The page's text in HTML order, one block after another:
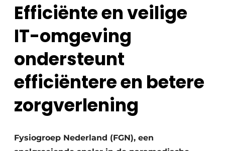
Vacature aanmelden
Vacatures
Laboratoria
Efficiënte en veilige
IT-omgeving
ondersteunt
efficiëntere en betere
zorgverlening
Fysiogroep Nederland (FGN), een